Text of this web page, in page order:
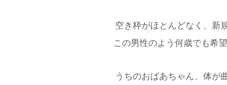
空き枠がほとんどなく、新
この男性のよう何歳でも希
うちのおばあちゃん、体が